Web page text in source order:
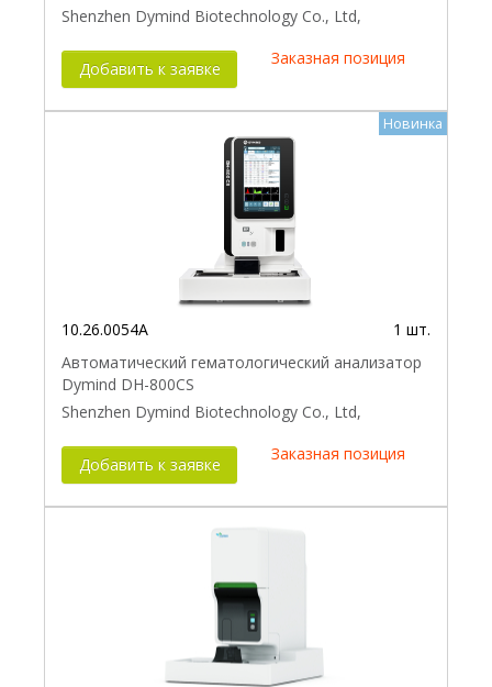
Shenzhen Dymind Biotechnology Co., Ltd,
Добавить к заявке
Заказная позиция
Новинка
10.26.0054A
1 шт.
Автоматический гематологический анализатор
Dymind DH-800CS
Shenzhen Dymind Biotechnology Co., Ltd,
Добавить к заявке
Заказная позиция